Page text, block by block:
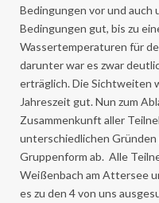
Bedingungen vor und auch
Bedingungen gut, bis zu
Wassertemperaturen für
darunter war es zwar
erträglich. Die Sichtweiten
Jahreszeit gut. Nun zum
Zusammenkunft aller
unterschiedlichen
Gruppenform ab. Alle
Weißenbach am Attersee
es zu den 4 von uns